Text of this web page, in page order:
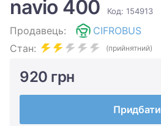
navio 400
Код: 154913
Продавець:
CIFROBUS
Стан:
(прийнятний)
920 грн
Придбати